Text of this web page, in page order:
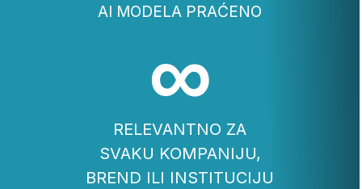
AI MODELA PRAĆENO
∞
RELEVANTNO ZA
SVAKU KOMPANIJU,
BREND ILI INSTITUCIJU